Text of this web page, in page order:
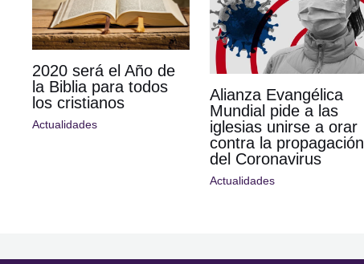
2020 será el Año de
la Biblia para todos
los cristianos
Actualidades
Alianza Evangélica
Mundial pide a las
iglesias unirse a orar
contra la propagación
del Coronavirus
Actualidades